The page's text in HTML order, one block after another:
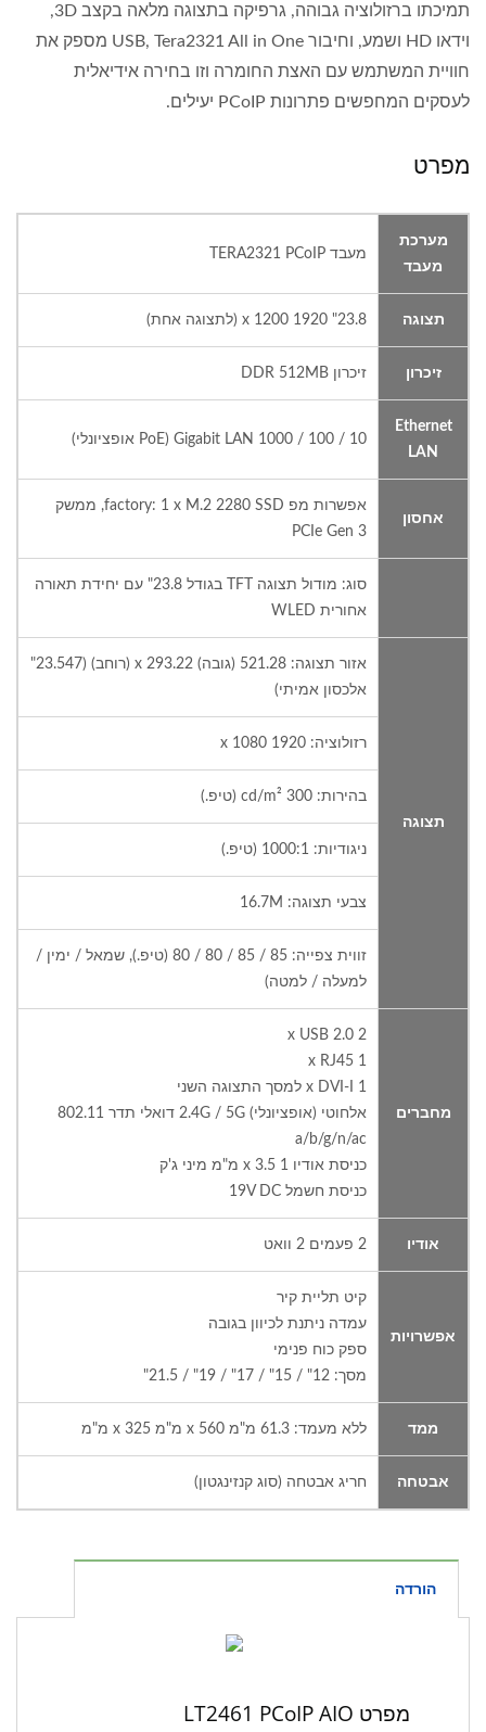
תמיכתו ברזולוציה גבוהה, גרפיקה בתצוגה מלאה בקצב 3D,
וידאו HD ושמע, וחיבור USB, Tera2321 All in One מספק את
חוויית המשתמש עם האצת החומרה וזו בחירה אידיאלית
לעסקים המחפשים פתרונות PCoIP יעילים.
מפרט
מערכת
מעבד
מעבד TERA2321 PCoIP
תצוגה 23.8" 1920 x 1200 (לתצוגה אחת)
זיכרון זיכרון DDR 512MB
Ethernet
LAN
10 / 100 / 1000 Gigabit LAN (PoE אופציונלי)
אחסון
אפשרות מפ factory: 1 x M.2 2280 SSD, ממשק
PCIe Gen 3
סוג: מודול תצוגה TFT בגודל 23.8" עם יחידת תאורה
אחורית WLED
תצוגה
אזור תצוגה: 521.28 (גובה) x 293.22 (רוחב) (23.547"
אלכסון אמיתי)
רזולוציה: 1920 x 1080
בהירות: 300 cd/m² (טיפ.)
ניגודיות: 1000:1 (טיפ.)
צבעי תצוגה: 16.7M
זווית צפייה: 85 / 85 / 80 / 80 (טיפ.), שמאל / ימין /
למעלה / למטה)
מחברים
2 x USB 2.0
1 x RJ45
1 x DVI-I למסך התצוגה השני
אלחוטי (אופציונלי) 2.4G / 5G דואלי תדר 802.11
a/b/g/n/ac
כניסת אודיו 1 x 3.5 מ"מ מיני ג'ק
כניסת חשמל 19V DC
אודיו 2 פעמים 2 וואט
אפשרויות
קיט תליית קיר
עמדה ניתנת לכיוון בגובה
ספק כוח פנימי
מסך: 12" / 15" / 17" / 19" / 21.5"
ממד ללא מעמד: 61.3 מ"מ x 560 מ"מ x 325 מ"מ
אבטחה חריג אבטחה (סוג קנזינגטון)
הורדה
מפרט LT2461 PCoIP AIO